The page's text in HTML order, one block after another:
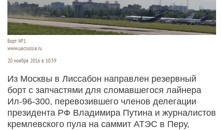
Борт №1.
www.uacrussia.ru
20 ноября 2016 в 10:59
Из Москвы в Лиссабон направлен резервный
борт с запчастями для сломавшегося лайнера
Ил-96-300, перевозившего членов делегации
президента РФ Владимира Путина и журналистов
кремлевского пула на саммит АТЭС в Перу,